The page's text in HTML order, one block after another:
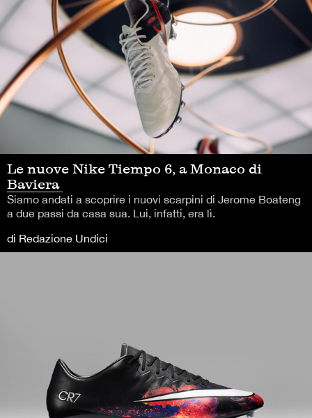
Le nuove Nike Tiempo 6, a Monaco di
Baviera
Siamo andati a scoprire i nuovi scarpini di Jerome Boateng
a due passi da casa sua. Lui, infatti, era lì.
di Redazione Undici